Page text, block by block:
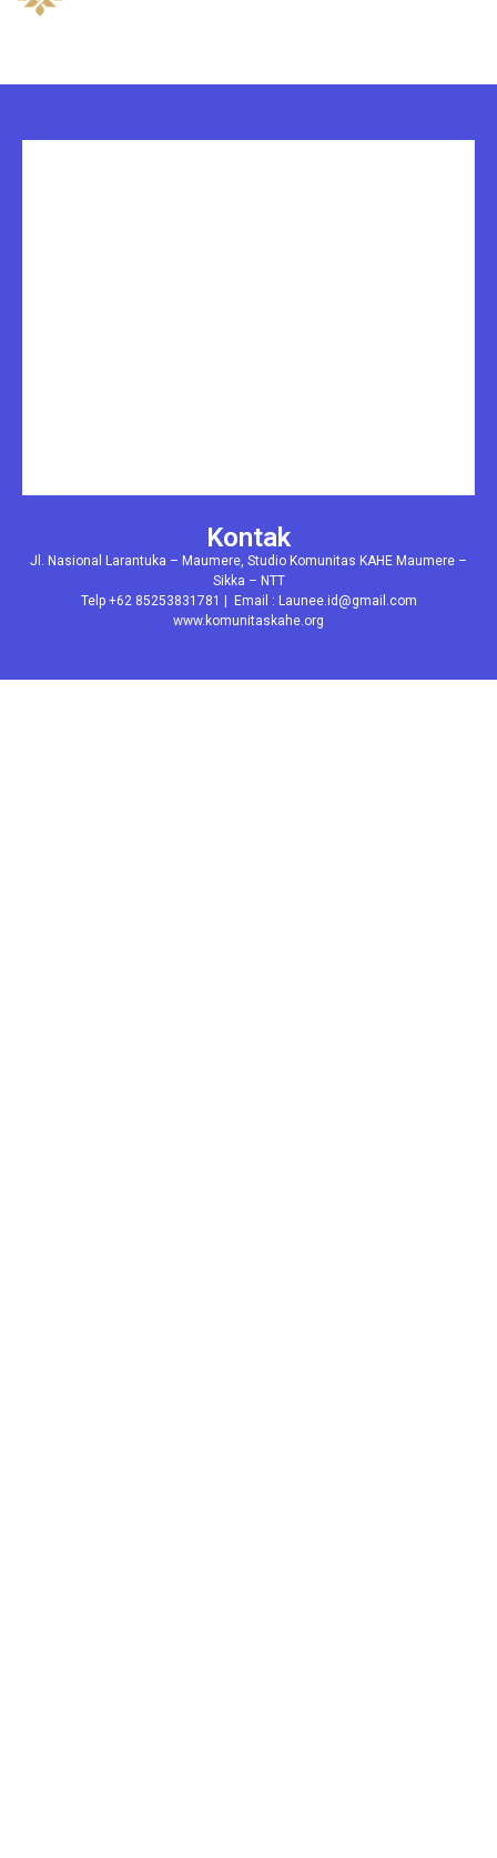
Kontak
Jl. Nasional Larantuka – Maumere, Studio Komunitas KAHE Maumere –
Sikka – NTT
Telp +62 85253831781 | Email : Launee.id@gmail.com
www.komunitaskahe.org